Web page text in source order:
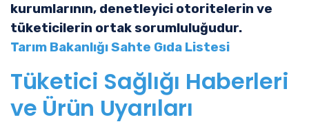
kurumlarının, denetleyici otoritelerin ve
tüketicilerin ortak sorumluluğudur.
Tarım Bakanlığı Sahte Gıda Listesi
Tüketici Sağlığı Haberleri
ve Ürün Uyarıları